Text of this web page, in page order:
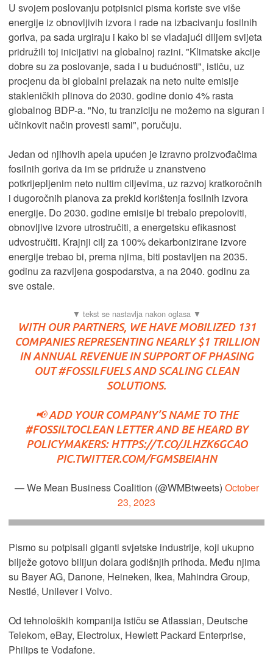
U svojem poslovanju potpisnici pisma koriste sve više
energije iz obnovljivih izvora i rade na izbacivanju fosilnih
goriva, pa sada urgiraju i kako bi se vladajući diljem svijeta
pridružili toj inicijativi na globalnoj razini. "Klimatske akcije
dobre su za poslovanje, sada i u budućnosti", ističu, uz
procjenu da bi globalni prelazak na neto nulte emisije
stakleničkih plinova do 2030. godine donio 4% rasta
globalnog BDP-a. "No, tu tranziciju ne možemo na siguran i
učinkovit način provesti sami", poručuju.
Jedan od njihovih apela upućen je izravno proizvođačima
fosilnih goriva da im se pridruže u znanstveno
potkrijepljenim neto nultim ciljevima, uz razvoj kratkoročnih
i dugoročnih planova za prekid korištenja fosilnih izvora
energije. Do 2030. godine emisije bi trebalo prepoloviti,
obnovljive izvore utrostručiti, a energetsku efikasnost
udvostručiti. Krajnji cilj za 100% dekarbonizirane izvore
energije trebao bi, prema njima, biti postavljen na 2035.
godinu za razvijena gospodarstva, a na 2040. godinu za
sve ostale.
WITH OUR PARTNERS, WE HAVE MOBILIZED 131
COMPANIES REPRESENTING NEARLY $1 TRILLION
IN ANNUAL REVENUE IN SUPPORT OF PHASING
OUT#FOSSILFUELSAND SCALING CLEAN
SOLUTIONS.
📢 ADD YOUR COMPANY’S NAME TO THE
#FOSSILTOCLEANLETTER AND BE HEARD BY
POLICYMAKERS: HTTPS://T.CO/JLHZK6GCAO
PIC.TWITTER.COM/FGMSBEIAHN
— We Mean Business Coalition (@WMBtweets) October
23, 2023
Pismo su potpisali giganti svjetske industrije, koji ukupno
bilježe gotovo bilijun dolara godišnjih prihoda. Među njima
su Bayer AG, Danone, Heineken, Ikea, Mahindra Group,
Nestlé, Unilever i Volvo.
Od tehnoloških kompanija ističu se Atlassian, Deutsche
Telekom, eBay, Electrolux, Hewlett Packard Enterprise,
Philips te Vodafone.